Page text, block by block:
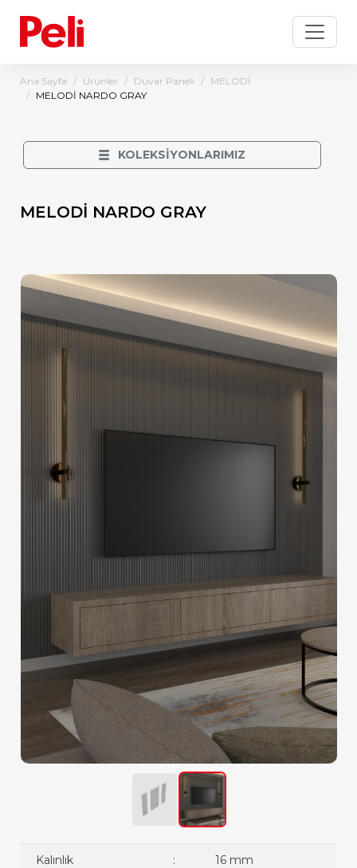
Ana Sayfa Ürünler Duvar Paneli
MELODİ
MELODİ NARDO GRAY
KOLEKSİYONLARIMIZ
MELODİ NARDO GRAY
Kalınlık : 16 mm